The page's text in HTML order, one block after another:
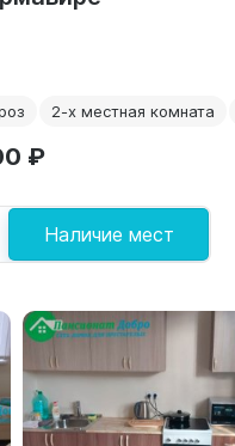
2-х местная комната
Наличие мест
₽